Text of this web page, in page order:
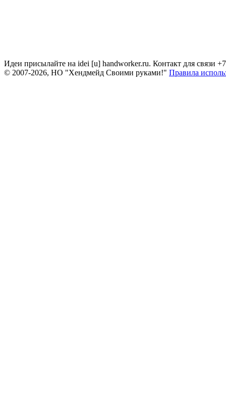
Идеи присылайте на idei [u] handworker.ru. Контакт для связи
© 2007-2026, НО "Хендмейд Своими руками!" Правила